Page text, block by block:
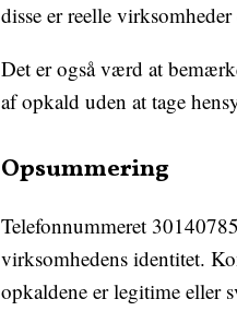
disse er reelle
Det er også værd at
af opkald uden at tage
Opsummering
Telefonnummeret
virksomhedens identitet.
opkaldene er legitime eller